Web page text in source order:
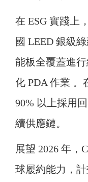
在 ESG 實踐上
國 LEED 銀級
能板全覆蓋進
化 PDA 作業 。
90% 以上採用
續供應鏈。
展望 2026 年，
球履約能力，